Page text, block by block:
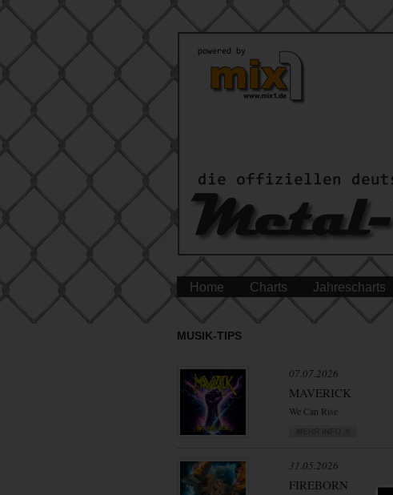
Home Charts Jahrescharts
MUSIK-TIPS
07.07.2026
MAVERICK
We Can Rise
31.05.2026
FIREBORN